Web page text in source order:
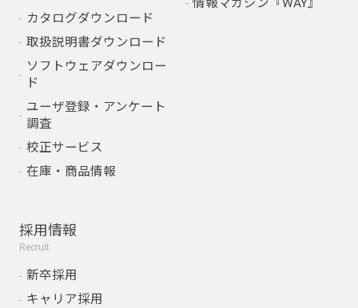
カタログダウンロード
取扱説明書ダウンロード
ソフトウェアダウンロー
ド
ユーザ登録・アンケート
調査
校正サービス
在庫・商品情報
情報マガジン『WAY』
採用情報
Recruit
新卒採用
キャリア採用